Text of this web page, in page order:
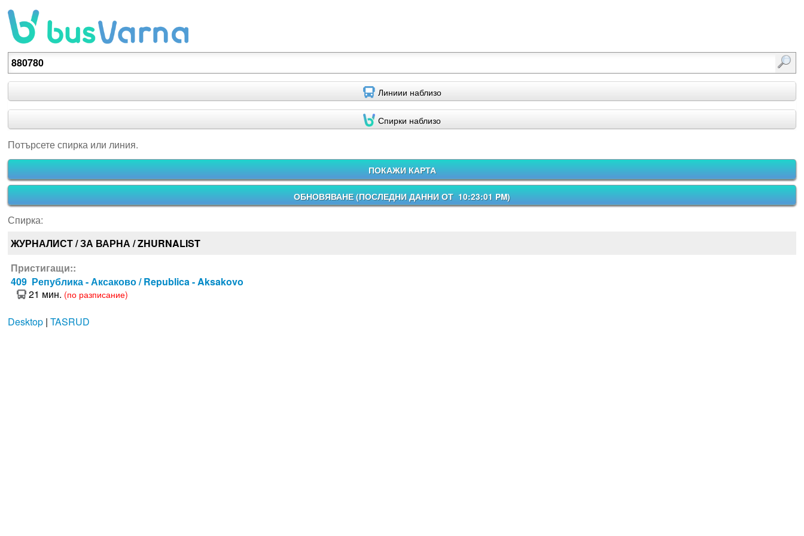
Потърсете спирка или линия.
Линиии наблизо
Спирки наблизо
Потърсете спирка или линия.
ПОКАЖИ КАРТА
ОБНОВЯВАНЕ (ПОСЛЕДНИ ДАННИ ОТ 10:23:01 PM)
Спирка:
ЖУРНАЛИСТ / ЗА ВАРНА / ZHURNALIST
Пристигащи::
409 Република - Аксаково / Republica - Aksakovo
21 мин. (по разписание)
Desktop| TASRUD